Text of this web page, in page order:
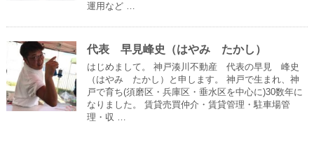
運用など …
代表 早見峰史（はやみ たかし）
はじめまして。 神戸湊川不動産 代表の早見 峰史
（はやみ たかし）と申します。 神戸で生まれ、神
戸で育ち(須磨区・兵庫区・垂水区を中心に)30数年に
なりました。 賃貸売買仲介・賃貸管理・駐車場管
理・収 …